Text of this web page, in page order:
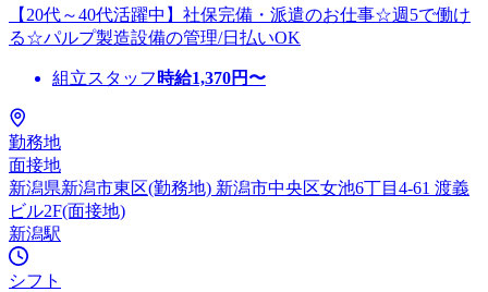
【20代～40代活躍中】社保完備・派遣のお仕事☆週5で働け
る☆パルプ製造設備の管理/日払いOK
組立スタッフ 時給1,370円〜
勤務地
面接地
新潟県新潟市東区(勤務地) 新潟市中央区女池6丁目4-61 渡義
ビル2F(面接地)
新潟駅
シフト